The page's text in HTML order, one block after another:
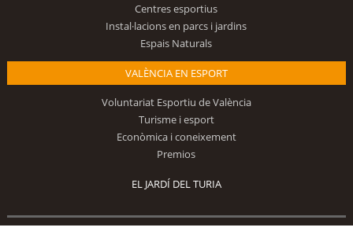
Centres esportius
Instal·lacions en parcs i jardins
Espais Naturals
VALÈNCIA EN ESPORT
Voluntariat Esportiu de València
Turisme i esport
Econòmica i coneixement
Premios
EL JARDÍ DEL TURIA